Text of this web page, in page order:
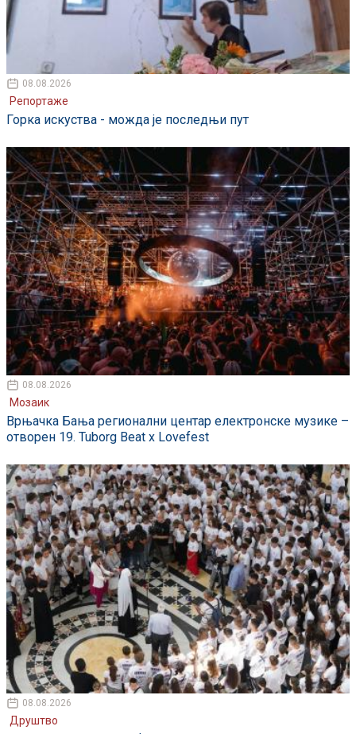
08.08.2026
Репортаже
Горка искуства - можда је последњи пут
08.08.2026
Мозаик
Врњачка Бања регионални центар електронске музике –
отворен 19. Tuborg Beat x Lovefest
08.08.2026
Друштво